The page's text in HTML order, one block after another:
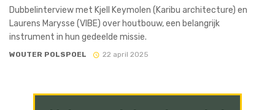
Dubbelinterview met Kjell Keymolen (Karibu architecture) en
Laurens Marysse (VIBE) over houtbouw, een belangrijk
instrument in hun gedeelde missie.
WOUTER POLSPOEL 22 april 2025